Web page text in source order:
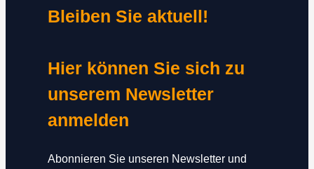
Bleiben Sie aktuell!
Hier können Sie sich zu
unserem Newsletter
anmelden
Abonnieren Sie unseren Newsletter und